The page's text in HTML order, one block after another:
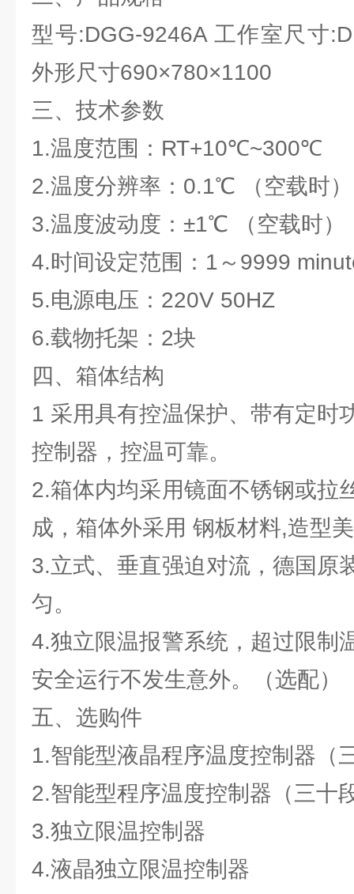
型号:DGG-9246A 工作室尺寸
外形尺寸690×780×1100
三、技术参数
1.温度范围：RT+10℃~300℃
2.温度分辨率：0.1℃ （空载时）
3.温度波动度：±1℃ （空载时）
4.时间设定范围：1～9999
5.电源电压：220V 50HZ
6.载物托架：2块
四、箱体结构
1 采用具有控温保护、带有定时
控制器，控温可靠。
2.箱体内均采用镜面不锈钢或拉
成，箱体外采用 钢板材料,造型
3.立式、垂直强迫对流，德国原
匀。
4.独立限温报警系统，超过限制
安全运行不发生意外。（选配）
五、选购件
1.智能型液晶程序温度控制器（
2.智能型程序温度控制器（三十
3.独立限温控制器
4.液晶独立限温控制器